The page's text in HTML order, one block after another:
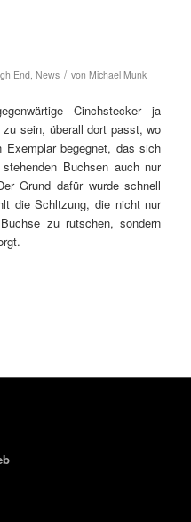
End, News / von Michael Munk
Cinchstecker ja
sein, überall dort passt, wo
begegnet, das sich
Buchsen auch nur
Grund dafür wurde schnell
die Schltzung, die nicht nur
zu rutschen, sondern